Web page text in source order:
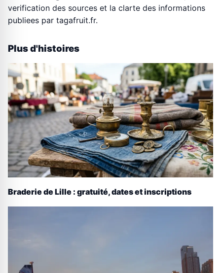
verification des sources et la clarte des informations
publiees par tagafruit.fr.
Plus d'histoires
Braderie de Lille : gratuité, dates et inscriptions